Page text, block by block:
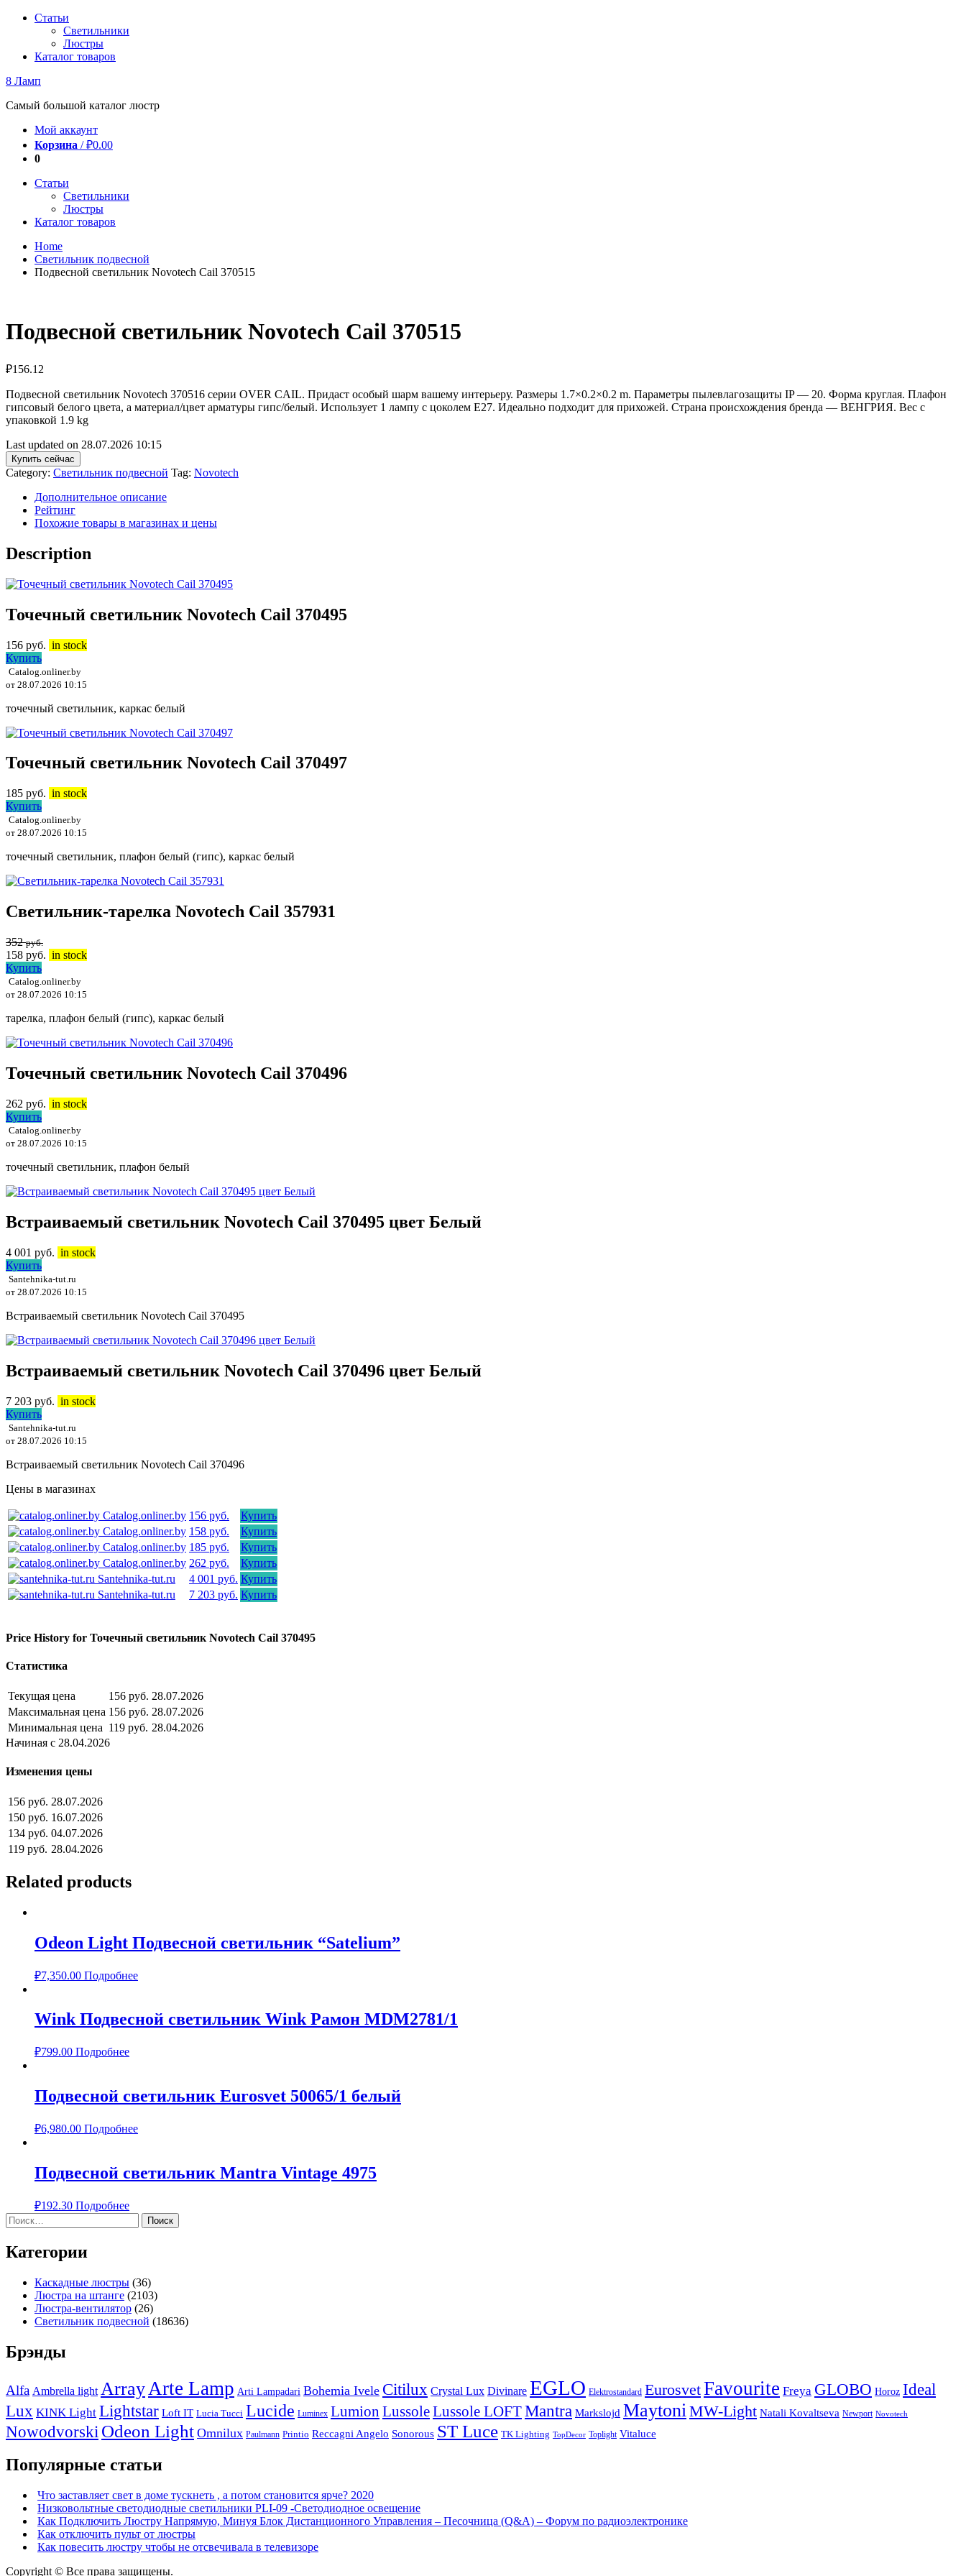
Перейти
содержимому
Статьи
Светильники
Люстры
Каталог товаров
8 Ламп
Самый большой каталог люстр
Мой аккаунт
Корзина /₽0.00
0
Статьи
Светильники
Люстры
Каталог товаров
Home
Светильник подвесной
Подвесной светильник Novotech Cail 370515
Подвесной светильник Novotech Cail 370515
₽156.12
Подвесной светильник Novotech 370516 серии OVER CAIL. Придаст особый шарм вашему интерьеру. Размеры 1.7×0.2×0.2 m. Параметры пылевлагозащиты IP — 20. Форма круглая. Плафон
гипсовый белого цвета, а материал/цвет арматуры гипс/белый. Использует 1 лампу с цоколем E27. Идеально подходит для прихожей. Страна происхождения бренда — ВЕНГРИЯ. Вес с
упаковкой 1.9 kg
Last updated on 28.07.2026 10:15
Купить сейчас
Category: Светильник подвесной Tag: Novotech
Дополнительное описание
Рейтинг
Похожие товары в магазинах и цены
Description
Точечный светильник Novotech Cail 370495
156 руб. in stock
Купить
Catalog.onliner.by
от 28.07.2026 10:15
точечный светильник, каркас белый
Точечный светильник Novotech Cail 370497
185 руб. in stock
Купить
Catalog.onliner.by
от 28.07.2026 10:15
точечный светильник, плафон белый (гипс), каркас белый
Светильник-тарелка Novotech Cail 357931
352руб.
158 руб. in stock
Купить
Catalog.onliner.by
от 28.07.2026 10:15
тарелка, плафон белый (гипс), каркас белый
Точечный светильник Novotech Cail 370496
262 руб. in stock
Купить
Catalog.onliner.by
от 28.07.2026 10:15
точечный светильник, плафон белый
Встраиваемый светильник Novotech Cail 370495 цвет Белый
4 001 руб. in stock
Купить
Santehnika-tut.ru
от 28.07.2026 10:15
Встраиваемый светильник Novotech Cail 370495
Встраиваемый светильник Novotech Cail 370496 цвет Белый
7 203 руб. in stock
Купить
Santehnika-tut.ru
от 28.07.2026 10:15
Встраиваемый светильник Novotech Cail 370496
Цены в магазинах
Catalog.onliner.by 156 руб.
Купить
Catalog.onliner.by 158 руб.
Купить
Catalog.onliner.by 185 руб.
Купить
Catalog.onliner.by 262 руб.
Купить
Santehnika-tut.ru
4 001 руб. Купить
Santehnika-tut.ru
7 203 руб. Купить
Price History for Точечный светильник Novotech Cail 370495
Статистика
Текущая цена 156 руб. 28.07.2026
Максимальная цена 156 руб. 28.07.2026
Минимальная цена 119 руб. 28.04.2026
Начиная с 28.04.2026
Изменения цены
156 руб. 28.07.2026
150 руб. 16.07.2026
134 руб. 04.07.2026
119 руб. 28.04.2026
Related products
Odeon Light Подвесной светильник “Satelium”
₽7,350.00 Подробнее
Wink Подвесной светильник Wink Рамон MDM2781/1
₽799.00 Подробнее
Подвесной светильник Eurosvet 50065/1 белый
₽6,980.00 Подробнее
Подвесной светильник Mantra Vintage 4975
₽192.30 Подробнее
Найти:
Категории
Каскадные люстры (36)
Люстра на штанге (2103)
Люстра-вентилятор (26)
Светильник подвесной (18636)
Брэнды
Alfa Ambrella light Array Arte Lamp Arti Lampadari Bohemia Ivele Citilux Crystal Lux Divinare EGLO Elektrostandard EurosvetFavourite Freya GLOBO Horoz Ideal
Lux KINK Light Lightstar Loft IT Lucia Tucci Lucide Luminex Lumion LussoleLussole LOFTMantra Markslojd Maytoni MW-Light Natali Kovaltseva Newport Novotech
Nowodvorski Odeon Light Omnilux Paulmann Printio Reccagni Angelo Sonorous ST Luce TK Lighting TopDecor Toplight Vitaluce
Популярные статьи
Что заставляет свет в доме тускнеть , а потом становится ярче? 2020
Низковольтные светодиодные светильники PLI-09 -Светодиодное освещение
Как Подключить Люстру Напрямую, Минуя Блок Дистанционного Управления – Песочница (Q&A) – Форум по радиоэлектронике
Как отключить пульт от люстры
Как повесить люстру чтобы не отсвечивала в телевизоре
Copyright © Все права защищены.